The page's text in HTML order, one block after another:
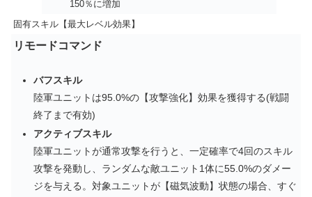
150％に増加
固有スキル【最大レベル効果】
リモードコマンド
バフスキル
陸軍ユニットは95.0%の【攻撃強化】効果を獲得する(戦闘
終了まで有効)
アクティブスキル
陸軍ユニットが通常攻撃を行うと、一定確率で4回のスキル
攻撃を発動し、ランダムな敵ユニット1体に55.0%のダメー
ジを与える。対象ユニットが【磁気波動】状態の場合、すぐ